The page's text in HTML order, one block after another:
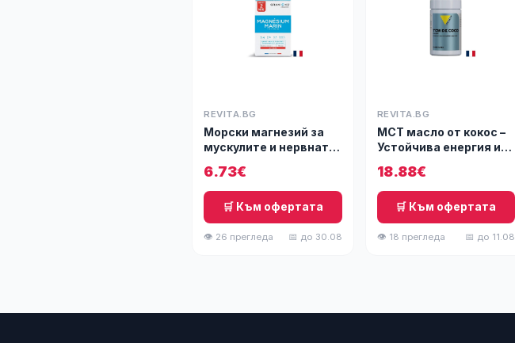
REVITA.BG
Морски магнезий за
мускулите и нервната
6.73€
🛒 Към офертата
👁 26 прегледа 📅 до 30.08
REVITA.BG
МСТ масло от кокос –
Устойчива енергия и
метаболизъм, 200 g
прах
18.88€
🛒 Към офертата
👁 18 прегледа 📅 до 11.08